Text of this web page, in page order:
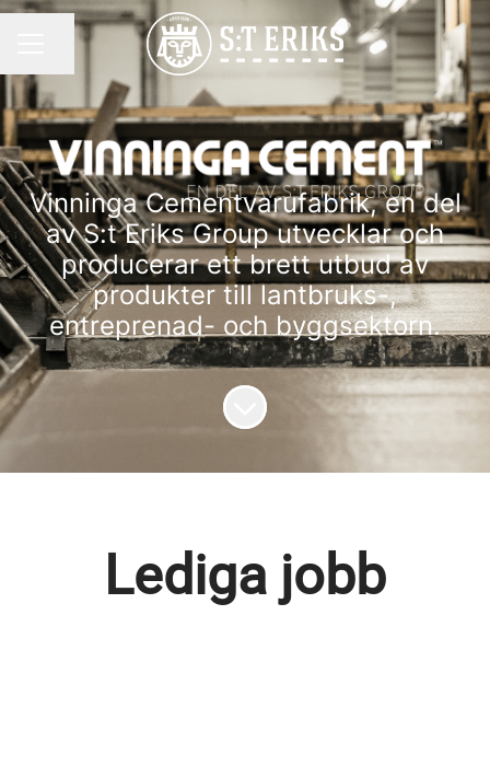
Vinninga Cementvarufabrik, en del
av S:t Eriks Group utvecklar och
producerar ett brett utbud av
produkter till lantbruks-,
entreprenad- och byggsektorn.
Skrolla för mer innehåll
Lediga jobb